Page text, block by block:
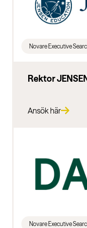
Novare Executive
Rektor
Ansök här
Novare Executive